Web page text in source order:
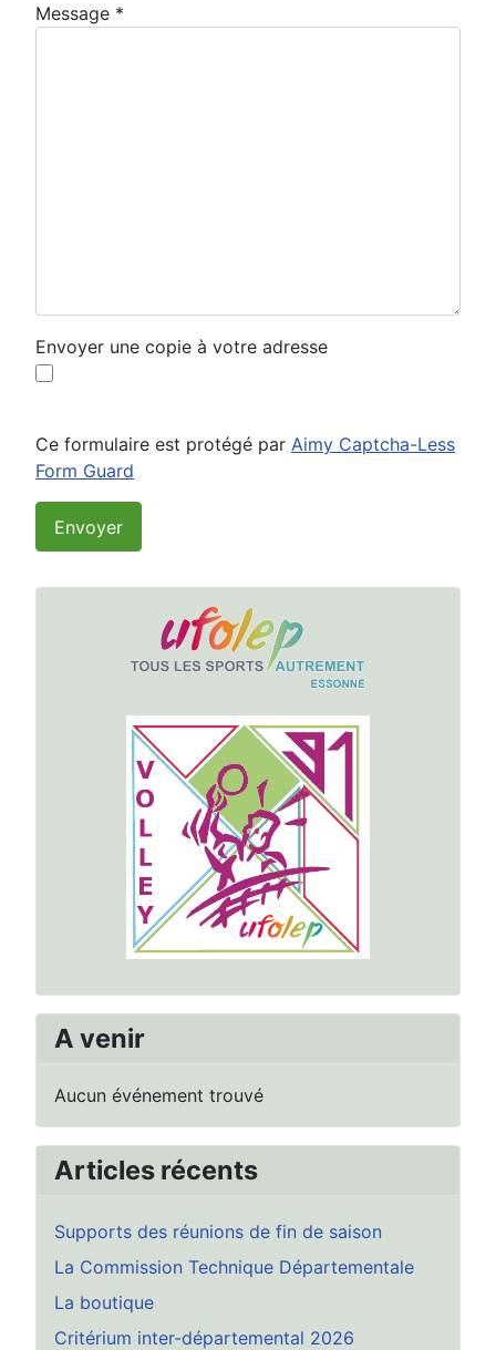
Message *
Envoyer une copie à votre adresse
Ce formulaire est protégé par Aimy Captcha-Less
Form Guard
Envoyer
A venir
Aucun événement trouvé
Articles récents
Supports des réunions de fin de saison
La Commission Technique Départementale
La boutique
Critérium inter-départemental 2026